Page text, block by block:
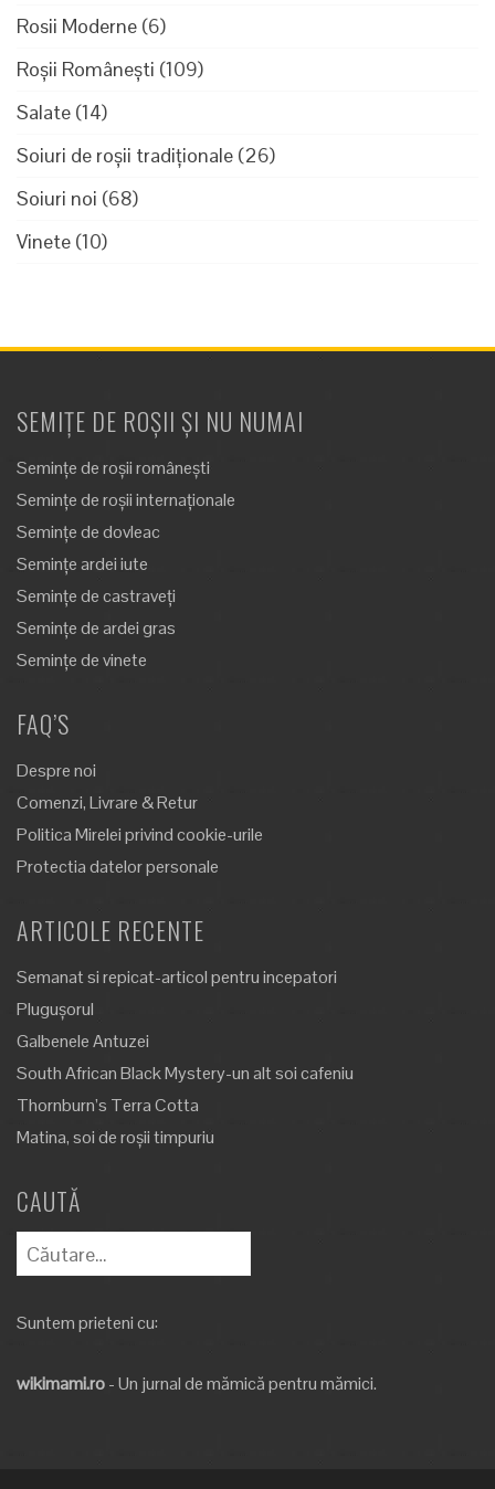
Rosii Moderne (6)
Roșii Românești (109)
Salate (14)
Soiuri de roșii tradiționale (26)
Soiuri noi (68)
Vinete (10)
SEMIȚE DE ROȘII ȘI NU NUMAI
Semințe de roșii românești
Semințe de roșii internaționale
Semințe de dovleac
Semințe ardei iute
Semințe de castraveți
Semințe de ardei gras
Semințe de vinete
FAQ’S
Despre noi
Comenzi, Livrare & Retur
Politica Mirelei privind cookie-urile
Protectia datelor personale
ARTICOLE RECENTE
Semanat si repicat-articol pentru incepatori
Plugușorul
Galbenele Antuzei
South African Black Mystery-un alt soi cafeniu
Thornburn’s Terra Cotta
Matina, soi de roșii timpuriu
CAUTĂ
Caută
după:
Suntem prieteni cu:
wikimami.ro- Un jurnal de mămică pentru mămici.